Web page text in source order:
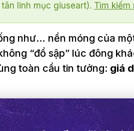
linh mục giuseart). Tìm kiếm
như… nền móng của
“đổ sập” lúc đông
toàn cầu tin tưởng: giá